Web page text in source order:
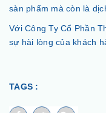
sàn phẩm mà còn là
Với Công Ty Cổ Phần
sự hài lòng của khách
TAGS :